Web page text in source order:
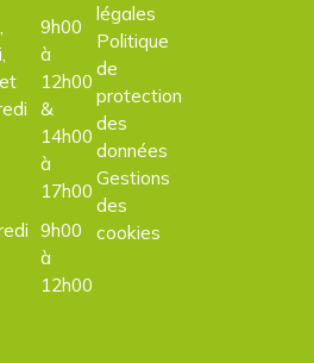
9h00
à
12h00
&
14h00
à
17h00
9h00
à
12h00
légales
Politique
de
protection
des
données
Gestions
des
cookies